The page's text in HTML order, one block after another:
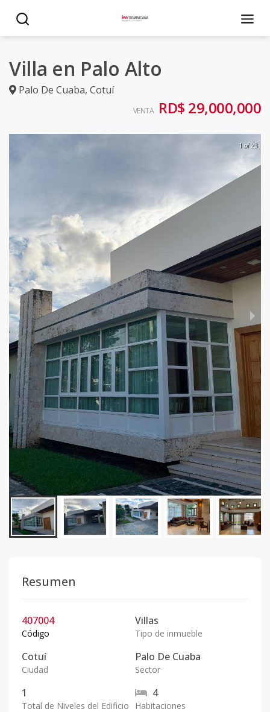
Villa en Palo Alto
Palo De Cuaba, Cotuí
VENTA RD$ 29,000,000
1 of 23
Resumen
407004
Código
Villas
Tipo de inmueble
Cotuí
Ciudad
Palo De Cuaba
Sector
1
Total de Niveles del Edificio
4
Habitaciones